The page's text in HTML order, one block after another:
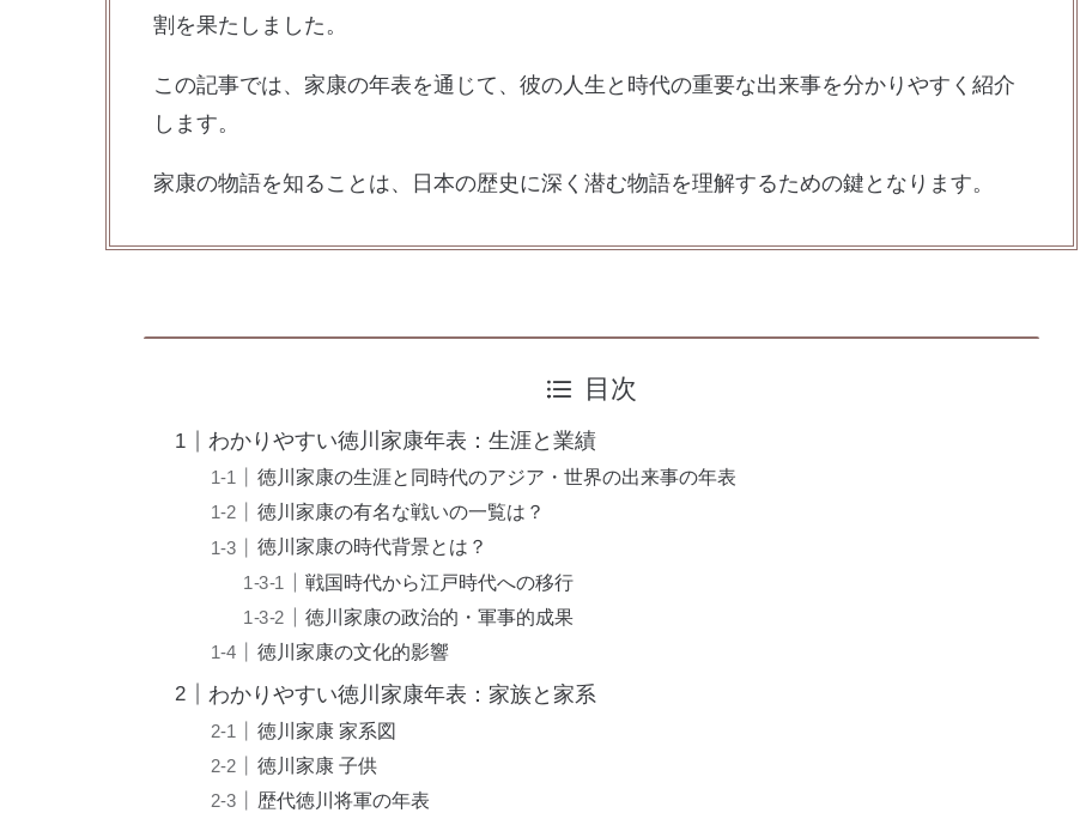
割を果たしました。
この記事では、家康の年表を通じて、彼の人生と時代の重要な出来事を分かりやすく紹介
します。
家康の物語を知ることは、日本の歴史に深く潜む物語を理解するための鍵となります。
目次
わかりやすい徳川家康年表：生涯と業績
徳川家康の生涯と同時代のアジア・世界の出来事の年表
徳川家康の有名な戦いの一覧は？
徳川家康の時代背景とは？
戦国時代から江戸時代への移行
徳川家康の政治的・軍事的成果
徳川家康の文化的影響
わかりやすい徳川家康年表：家族と家系
徳川家康 家系図
徳川家康 子供
歴代徳川将軍の年表